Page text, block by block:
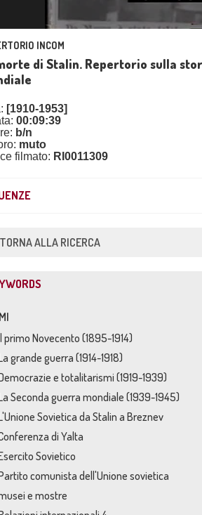
INCOM
di Stalin. Repertorio sulla
[1910-1953]
00:09:39
b/n
muto
filmato: RI0011309
TORNA ALLA RICERCA
primo Novecento (1895-1914)
grande guerra (1914-1918)
e totalitarismi (1919-1939)
Seconda guerra mondiale (1939-1945)
Sovietica da Stalin a Breznev
di Yalta
Sovietico
comunista dell'Unione sovietica
e mostre